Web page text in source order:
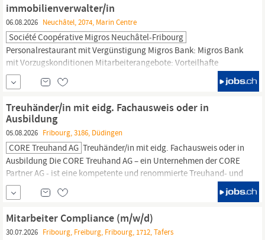
Krups, Moulinex, Emsa, Silit...
immobilienverwalter/in
06.08.2026 Neuchâtel, 2074, Marin Centre
Société Coopérative Migros Neuchâtel-Fribourg
Personalrestaurant mit Vergünstigung Migros Bank: Migros Bank
mit Vorzugskonditionen Mitarbeiterangebote: Vorteilhafte
Mitarbeiterangebote Ferien: 5 Wochen Ferien Klubschule Migros:
Beteiligung an Klubschulen-Kurse Gezielte Förderung: Talent-
Management Sozial- und Personalberatung: Beratung in
Rechts- und Gesundheitsfragen Es werden nur Online...
Treuhänder/in mit eidg. Fachausweis oder in
Ausbildung
05.08.2026 Fribourg, 3186, Düdingen
CORE Treuhand AG Treuhänder/in mit eidg. Fachausweis oder in
Ausbildung Die CORE Treuhand AG – ein Unternehmen der CORE
Partner AG - ist eine kompetente und renommierte Treuhand- und
Beratungsgesellschaft mit Standorten in Düdingen, Bern und
Freiburg.
Mit rund 90 Mitarbeitenden bieten wir unseren Kunden
umfassende Dienstleistungen in den Bereichen Treuhand,
Mitarbeiter Compliance (m/w/d)
30.07.2026 Fribourg, Freiburg, Fribourg, 1712, Tafers